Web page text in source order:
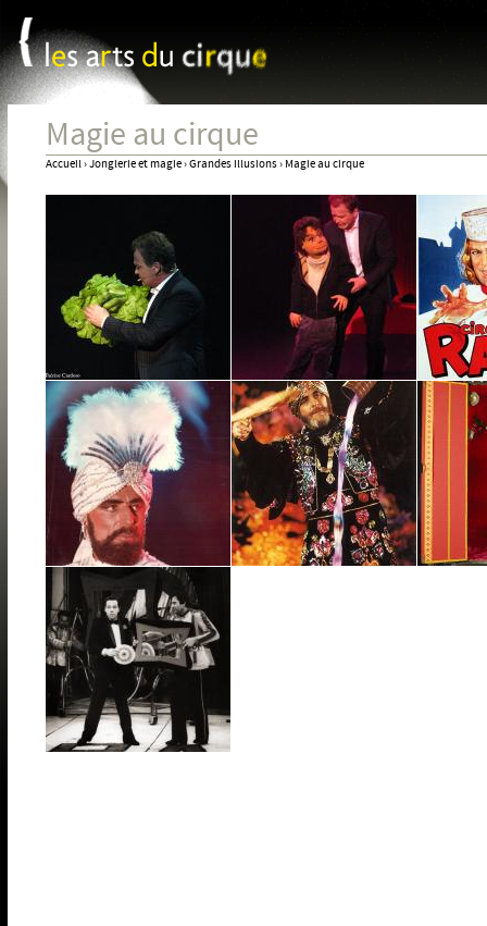
Magie au cirque
Vous
Accueil›Jonglerie et magie›Grandes illusions› Magie au cirque
Panneau de gestion des cookies